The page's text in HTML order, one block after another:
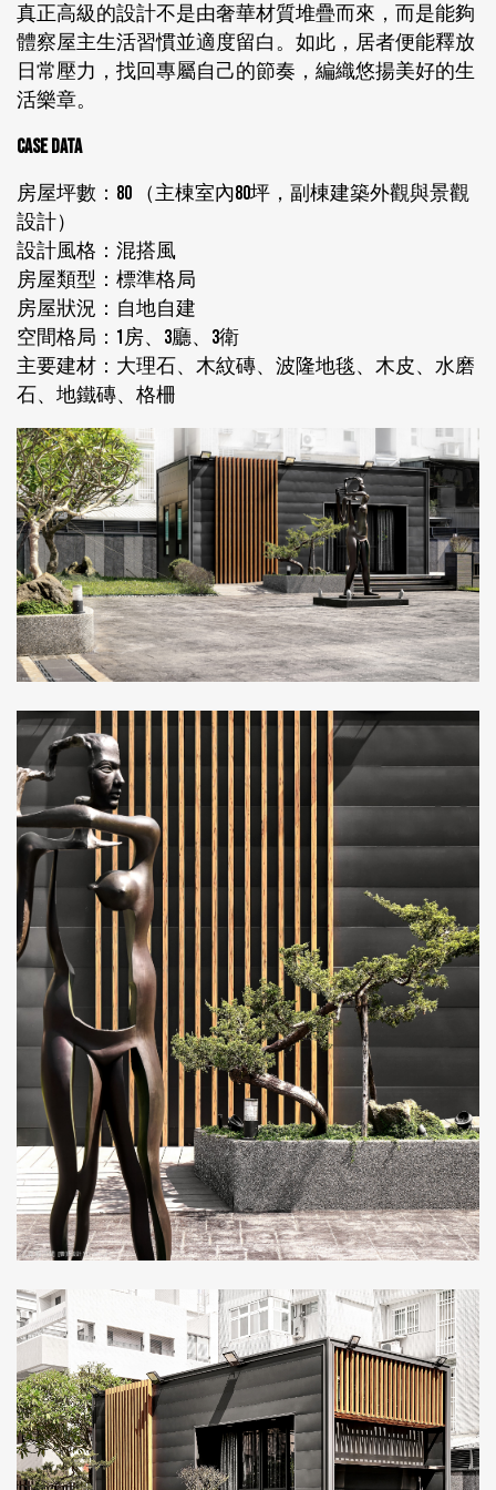
真正高級的設計不是由奢華材質堆疊而來，而是能夠
體察屋主生活習慣並適度留白。如此，居者便能釋放
日常壓力，找回專屬自己的節奏，編織悠揚美好的生
活樂章。
CASE DATA
房屋坪數：80 （主棟室內80坪，副棟建築外觀與景觀
設計）
設計風格：混搭風
房屋類型：標準格局
房屋狀況：自地自建
空間格局：1房、3廳、3衛
主要建材：大理石、木紋磚、波隆地毯、木皮、水磨
石、地鐵磚、格柵